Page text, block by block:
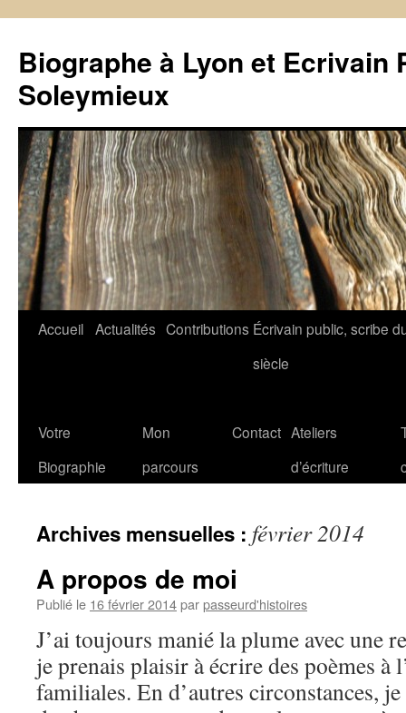
Biographe à Lyon et Ecrivain
Soleymieux
Aller
Accueil Actualités Contributions Écrivain public, scribe
siècle
Votre
Biographie
Mon
parcours
Contact Ateliers
d’écriture
Archives mensuelles : février 2014
A propos de moi
Publié le 16 février 2014parpasseurd'histoires
J’ai toujours manié la plume avec une
je prenais plaisir à écrire des poèmes à
familiales. En d’autres circonstances,